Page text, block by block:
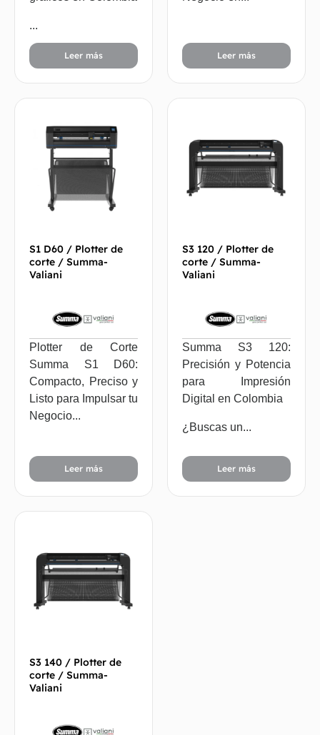
...
Leer más Leer más
S1 D60 / Plotter de
corte / Summa-
Valiani
Plotter de Corte
Summa S1 D60:
Compacto, Preciso y
Listo para Impulsar tu
Negocio...
Leer más
S3 120 / Plotter de
corte / Summa-
Valiani
Summa S3 120:
Precisión y Potencia
para Impresión
Digital en Colombia
¿Buscas un...
Leer más
S3 140 / Plotter de
corte / Summa-
Valiani